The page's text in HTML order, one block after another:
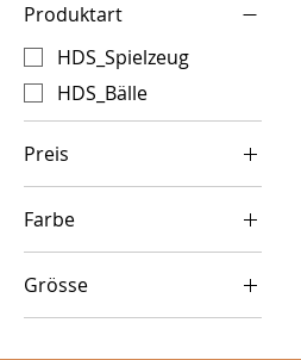
Produktart
HDS_Spielzeug
HDS_Bälle
Preis
3 CHF 16 CHF
Farbe
Blau
Rot
Grösse
L